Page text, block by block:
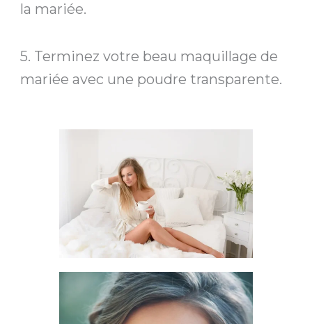
la mariée.
5. Terminez votre beau maquillage de
mariée avec une poudre transparente.